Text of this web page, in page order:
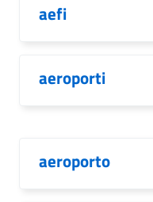
aefi
aeroporti
aeroporto